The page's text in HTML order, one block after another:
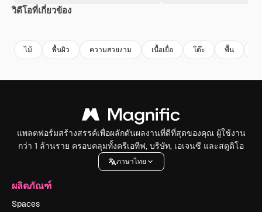
วิดีโอที่เกี่ยวข้อง
ไม้ พื้นผิว ความสวยงาม เนื้อเยื่อ โต๊ะ พื้น
แพลตฟอร์มสร้างสรรค์เพื่อผลักดันผลงานที่ดีที่สุดของคุณ ผู้ใช้งาน
กว่า 1 ล้านราย ครอบคลุมทั้งครีเอทีฟ, บริษัท, เอเจนซี และสตูดิโอ
ภาษาไทย
ผลิตภัณฑ์
Spaces